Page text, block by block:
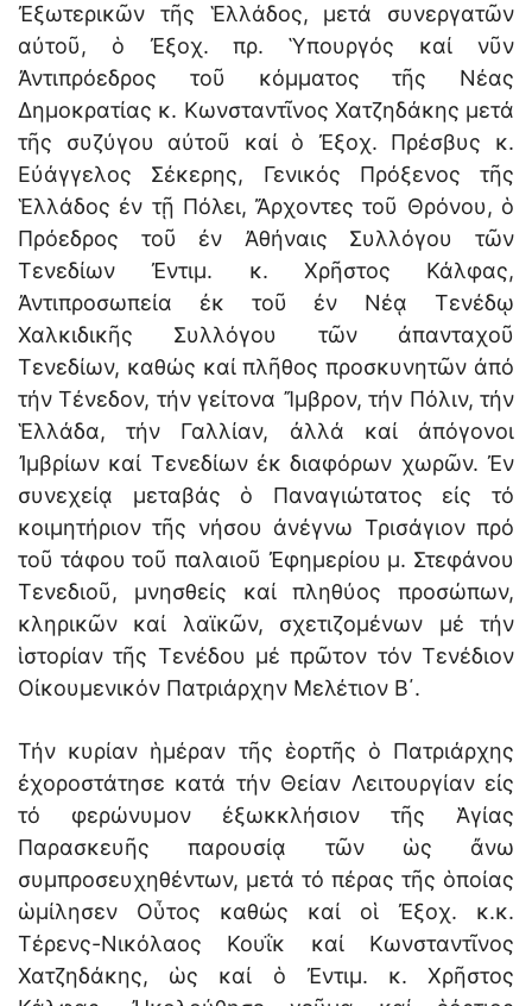
Ἐξωτερικῶν τῆς Ἑλλάδος, μετά συνεργατῶν
αὐτοῦ, ὁ Ἐξοχ. πρ. Ὑπουργός καί νῦν
Ἀντιπρόεδρος τοῦ κόμματος τῆς Νέας
Δημοκρατίας κ. Κωνσταντῖνος Χατζηδάκης μετά
τῆς συζύγου αὐτοῦ καί ὁ Ἐξοχ. Πρέσβυς κ.
Εὐάγγελος Σέκερης, Γενικός Πρόξενος τῆς
Ἑλλάδος ἐν τῇ Πόλει, Ἄρχοντες τοῦ Θρόνου, ὁ
Πρόεδρος τοῦ ἐν Ἀθήναις Συλλόγου τῶν
Τενεδίων Ἐντιμ. κ. Χρῆστος Κάλφας,
Ἀντιπροσωπεία ἐκ τοῦ ἐν Νέᾳ Τενέδῳ
Χαλκιδικῆς Συλλόγου τῶν ἀπανταχοῦ
Τενεδίων, καθώς καί πλῆθος προσκυνητῶν ἀπό
τήν Τένεδον, τήν γείτονα Ἴμβρον, τήν Πόλιν, τήν
Ἑλλάδα, τήν Γαλλίαν, ἀλλά καί ἀπόγονοι
Ἰμβρίων καί Τενεδίων ἐκ διαφόρων χωρῶν. Ἐν
συνεχείᾳ μεταβάς ὁ Παναγιώτατος εἰς τό
κοιμητήριον τῆς νήσου ἀνέγνω Τρισάγιον πρό
τοῦ τάφου τοῦ παλαιοῦ Ἐφημερίου μ. Στεφάνου
Τενεδιοῦ, μνησθείς καί πληθύος προσώπων,
κληρικῶν καί λαϊκῶν, σχετιζομένων μέ τήν
ἱστορίαν τῆς Τενέδου μέ πρῶτον τόν Τενέδιον
Οἰκουμενικόν Πατριάρχην Μελέτιον Β΄.
Τήν κυρίαν ἡμέραν τῆς ἑορτῆς ὁ Πατριάρχης
ἐχοροστάτησε κατά τήν Θείαν Λειτουργίαν εἰς
τό φερώνυμον ἐξωκκλήσιον τῆς Ἁγίας
Παρασκευῆς παρουσίᾳ τῶν ὡς ἄνω
συμπροσευχηθέντων, μετά τό πέρας τῆς ὁποίας
ὡμίλησεν Οὗτος καθώς καί οἱ Ἐξοχ. κ.κ.
Τέρενς-Νικόλαος Κουΐκ καί Κωνσταντῖνος
Χατζηδάκης, ὡς καί ὁ Ἐντιμ. κ. Χρῆστος